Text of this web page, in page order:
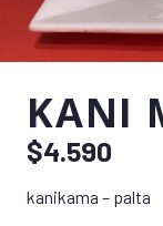
KANI
$4.590
kanikama – palta